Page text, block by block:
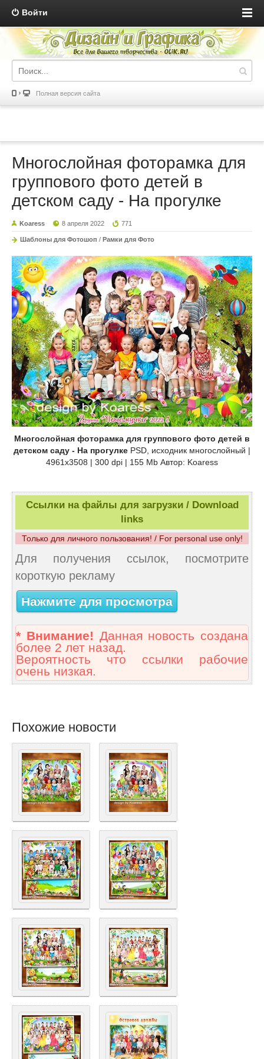
Войти
Полная версия сайта
Многослойная фоторамка для
группового фото детей в
детском саду - На прогулке
Koaress 8 апреля 2022 771
Шаблоны для Фотошоп / Рамки для Фото
Многослойная фоторамка для группового фото детей в
детском саду - На прогулке PSD, исходник многослойный |
4961x3508 | 300 dpi | 155 Mb Автор: Koaress
Ссылки на файлы для загрузки / Download
links
Только для личного пользования! / For personal use only!
Для получения ссылок, посмотрите
короткую рекламу
Нажмите для просмотра
* Внимание! Данная новость создана
более 2 лет назад.
Вероятность что ссылки рабочие
очень низкая.
Похожие новости